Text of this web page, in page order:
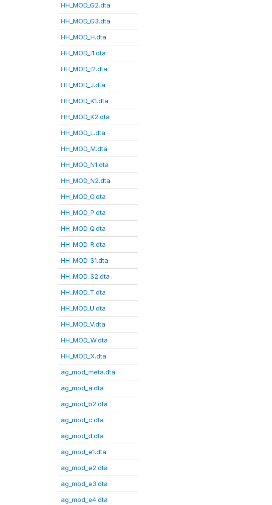
HH_MOD_G2.dta
HH_MOD_G3.dta
HH_MOD_H.dta
HH_MOD_I1.dta
HH_MOD_I2.dta
HH_MOD_J.dta
HH_MOD_K1.dta
HH_MOD_K2.dta
HH_MOD_L.dta
HH_MOD_M.dta
HH_MOD_N1.dta
HH_MOD_N2.dta
HH_MOD_O.dta
HH_MOD_P.dta
HH_MOD_Q.dta
HH_MOD_R.dta
HH_MOD_S1.dta
HH_MOD_S2.dta
HH_MOD_T.dta
HH_MOD_U.dta
HH_MOD_V.dta
HH_MOD_W.dta
HH_MOD_X.dta
ag_mod_meta.dta
ag_mod_a.dta
ag_mod_b2.dta
ag_mod_c.dta
ag_mod_d.dta
ag_mod_e1.dta
ag_mod_e2.dta
ag_mod_e3.dta
ag_mod_e4.dta